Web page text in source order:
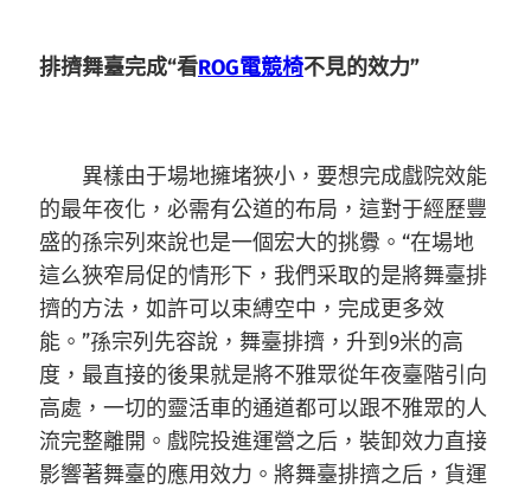
排擠舞臺完成“看ROG電競椅不見的效力”
異樣由于場地擁堵狹小，要想完成戲院效能
的最年夜化，必需有公道的布局，這對于經歷豐
盛的孫宗列來說也是一個宏大的挑釁。“在場地
這么狹窄局促的情形下，我們采取的是將舞臺排
擠的方法，如許可以束縛空中，完成更多效
能。”孫宗列先容說，舞臺排擠，升到9米的高
度，最直接的後果就是將不雅眾從年夜臺階引向
高處，一切的靈活車的通道都可以跟不雅眾的人
流完整離開。戲院投進運營之后，裝卸效力直接
影響著舞臺的應用效力。將舞臺排擠之后，貨運